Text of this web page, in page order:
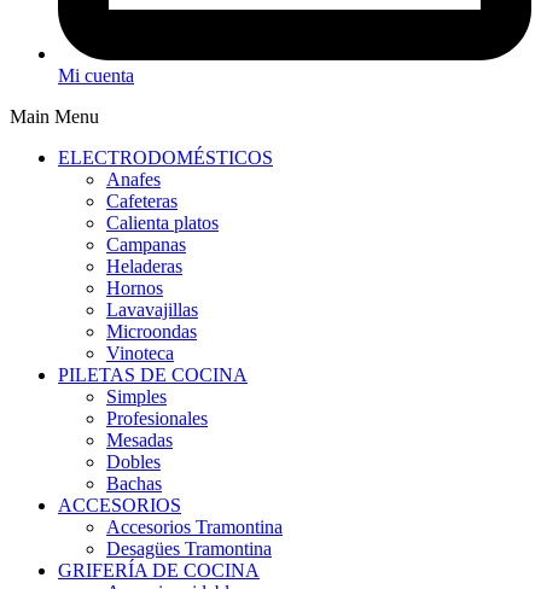
Mi cuenta
Main Menu
ELECTRODOMÉSTICOS
Anafes
Cafeteras
Calienta platos
Campanas
Heladeras
Hornos
Lavavajillas
Microondas
Vinoteca
PILETAS DE COCINA
Simples
Profesionales
Mesadas
Dobles
Bachas
ACCESORIOS
Accesorios Tramontina
Desagües Tramontina
GRIFERÍA DE COCINA